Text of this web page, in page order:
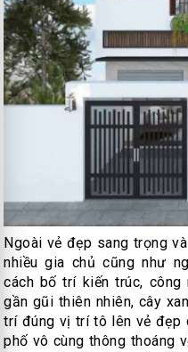
Ngoài vẻ đẹp sang trọng
nhiều gia chủ cũng như
cách bố trí kiến trúc, công
gần gũi thiên nhiên, cây
trí đúng vị trí tô lên vẻ đẹp
phố vô cùng thông thoáng